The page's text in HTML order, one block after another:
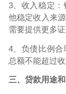
3、收入稳定
他稳定收入来
需要提供更多证
4、负债比例
总额不能超过
三、贷款用途